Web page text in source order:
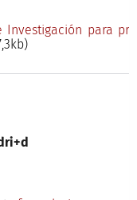
Investigación para